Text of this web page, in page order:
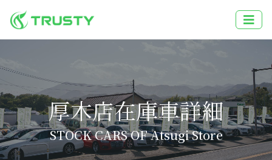
厚木店在庫車詳細
STOCK CARS OF Atsugi Store